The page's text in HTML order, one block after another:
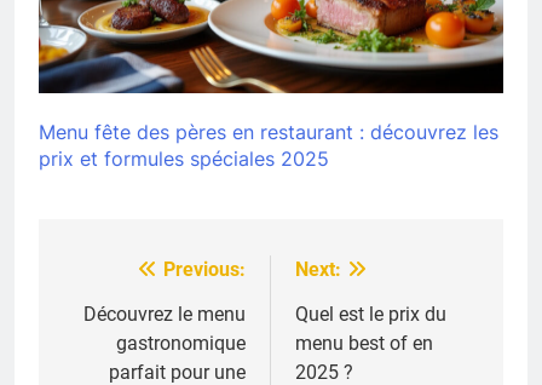
Menu fête des pères en restaurant : découvrez les
prix et formules spéciales 2025
Navigation
de
l’article
Previous:
Découvrez le menu
gastronomique
parfait pour une
Next:
Quel est le prix du
menu best of en
2025 ?